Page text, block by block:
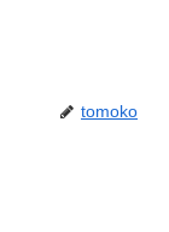
tomoko